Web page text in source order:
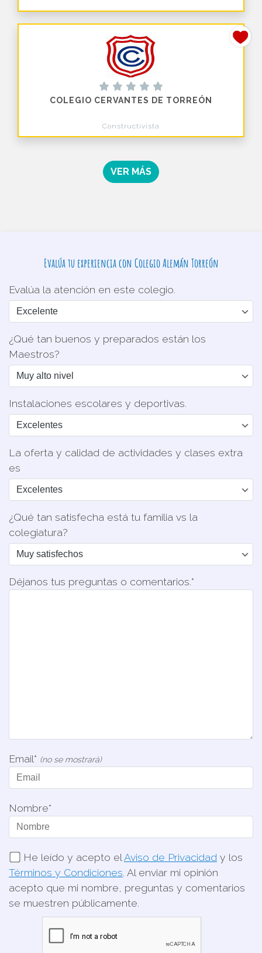
COLEGIO CERVANTES DE TORREÓN
Constructivista
VER MÁS
Evalúa tu experiencia con Colegio Alemán Torreón
Evalúa la atención en este colegio.
¿Qué tan buenos y preparados están los
Maestros?
Instalaciones escolares y deportivas.
La oferta y calidad de actividades y clases extra
es
¿Qué tan satisfecha está tu familia vs la
colegiatura?
Déjanos tus preguntas o comentarios.*
Email* (no se mostrará)
Nombre*
He leído y acepto el Aviso de Privacidad y los
Términos y Condiciones. Al enviar mi opinión
acepto que mi nombre, preguntas y comentarios
se muestren públicamente.